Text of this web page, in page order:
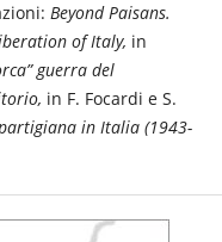
Beyond Paisans.
of Italy, in
guerra del
in F. Focardi e S.
in Italia (1943-